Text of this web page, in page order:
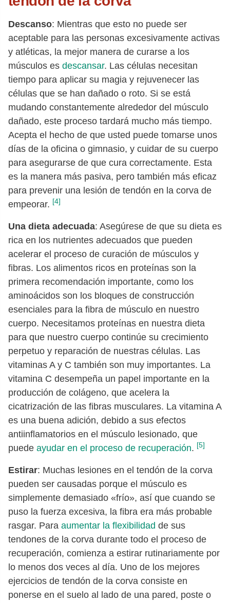
Descanso: Mientras que esto no puede ser
aceptable para las personas excesivamente activas
y atléticas, la mejor manera de curarse a los
músculos es descansar. Las células necesitan
tiempo para aplicar su magia y rejuvenecer las
células que se han dañado o roto. Si se está
mudando constantemente alrededor del músculo
dañado, este proceso tardará mucho más tiempo.
Acepta el hecho de que usted puede tomarse unos
días de la oficina o gimnasio, y cuidar de su cuerpo
para asegurarse de que cura correctamente. Esta
es la manera más pasiva, pero también más eficaz
para prevenir una lesión de tendón en la corva de
empeorar. [4]
Una dieta adecuada: Asegúrese de que su dieta es
rica en los nutrientes adecuados que pueden
acelerar el proceso de curación de músculos y
fibras. Los alimentos ricos en proteínas son la
primera recomendación importante, como los
aminoácidos son los bloques de construcción
esenciales para la fibra de músculo en nuestro
cuerpo. Necesitamos proteínas en nuestra dieta
para que nuestro cuerpo continúe su crecimiento
perpetuo y reparación de nuestras células. Las
vitaminas A y C también son muy importantes. La
vitamina C desempeña un papel importante en la
producción de colágeno, que acelera la
cicatrización de las fibras musculares. La vitamina A
es una buena adición, debido a sus efectos
antiinflamatorios en el músculo lesionado, que
puede ayudar en el proceso de recuperación. [5]
Estirar: Muchas lesiones en el tendón de la corva
pueden ser causadas porque el músculo es
simplemente demasiado «frío», así que cuando se
puso la fuerza excesiva, la fibra era más probable
rasgar. Para aumentar la flexibilidad de sus
tendones de la corva durante todo el proceso de
recuperación, comienza a estirar rutinariamente por
lo menos dos veces al día. Uno de los mejores
ejercicios de tendón de la corva consiste en
ponerse en el suelo al lado de una pared, poste o